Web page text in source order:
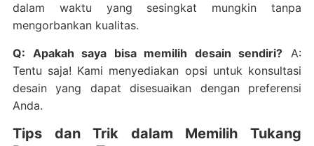
dalam waktu yang sesingkat mungkin tanpa
mengorbankan kualitas.
Q: Apakah saya bisa memilih desain sendiri? A:
Tentu saja! Kami menyediakan opsi untuk konsultasi
desain yang dapat disesuaikan dengan preferensi
Anda.
Tips dan Trik dalam Memilih Tukang